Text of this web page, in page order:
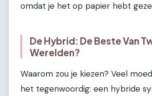
omdat je het op papier hebt
De Hybrid: De Beste Van
Werelden?
Waarom zou je kiezen? Veel
het tegenwoordig: een hybride